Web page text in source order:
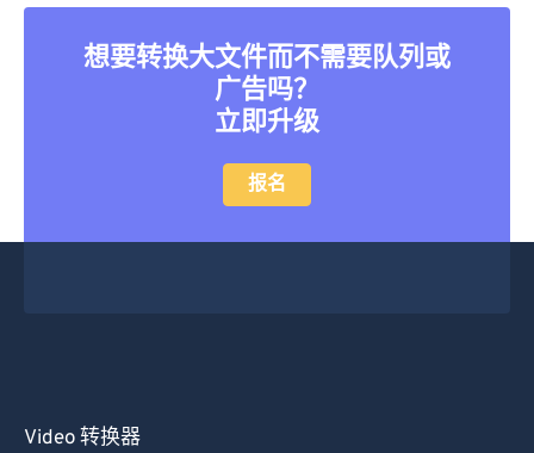
想要转换大文件而不需要队列或
广告吗？
立即升级
报名
Video 转换器